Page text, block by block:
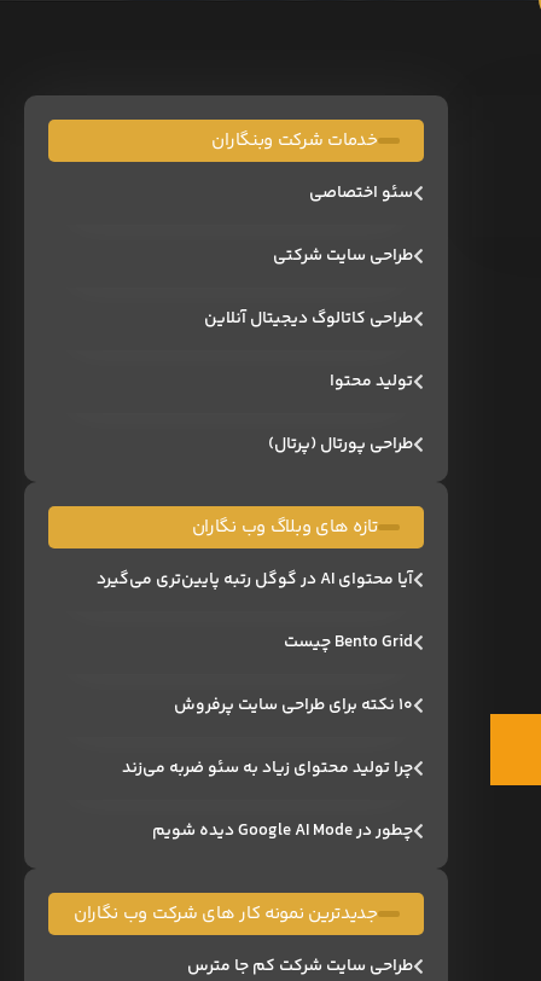
خدمات شرکت وبنگاران
سئو اختصاصی
طراحی سایت شرکتی
طراحی کاتالوگ دیجیتال آنلاین
تولید محتوا
طراحی پورتال (پرتال)
تازه های وبلاگ وب نگاران
آیا محتوای AI در گوگل رتبه پایین‌تری می‌گیرد
Bento Grid چیست
۱۰ نکته برای طراحی سایت پرفروش
چرا تولید محتوای زیاد به سئو ضربه می‌زند
چطور در Google AI Mode دیده شویم
جدیدترین نمونه کار های شرکت وب نگاران
طراحی سایت شرکت کم جا مترس